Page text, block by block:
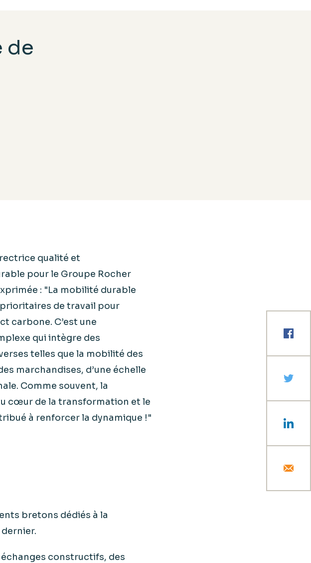
de
qualité et
pour le Groupe Rocher
: "La mobilité durable
de travail pour
carbone. C’est une
qui intègre des
telles que la mobilité des
marchandises, d’une échelle
Comme souvent, la
cœur de la transformation et le
à renforcer la dynamique !"
bretons dédiés à la
constructifs, des